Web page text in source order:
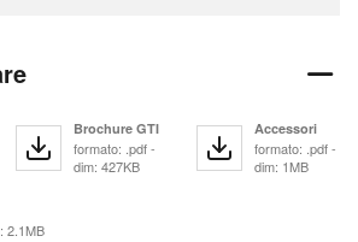
Brochure GTI
formato: .pdf -
dim: 427KB
Accessori
formato: .pdf -
dim: 1MB
2.1MB